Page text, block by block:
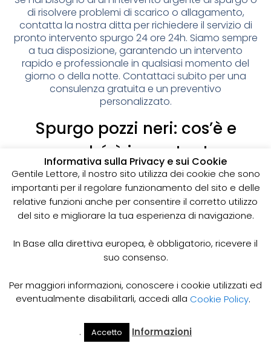
di risolvere problemi di scarico o allagamento,
contatta la nostra ditta per richiedere il servizio di
pronto intervento spurgo 24 ore 24h. Siamo sempre
a tua disposizione, garantendo un intervento
rapido e professionale in qualsiasi momento del
giorno o della notte. Contattaci subito per una
consulenza gratuita e un preventivo
personalizzato.
Spurgo pozzi neri: cos’è e
perché è importante
I pozzi neri sono delle strutture sotterranee utilizzate
per la raccolta delle acque reflue domestiche,
soprattutto in zone dove non è disponibile un
sistema di smaltimento delle acque fognarie. Lo
spurgo dei pozzi neri è un’operazione essenziale
e prevenire il rischio di allagamenti, cattivi odori e
infezioni.
Come funziona lo spurgo dei pozzi neri
Lo spurgo dei pozzi neri viene effettuato mediante
specifiche, in grado di aspirare e rimuovere le
acque reflue e i sedimenti accumulati all’interno del
Cerca Il Mio
Informativa sulla Privacy e sui Cookie
Gentile Lettore, il nostro sito utilizza dei cookie che sono
importanti per il regolare funzionamento del sito e delle
relative funzioni anche per consentire il corretto utilizzo
del sito e migliorare la tua esperienza di navigazione.
In Base alla direttiva europea, è obbligatorio, ricevere il
suo consenso.
Per maggiori informazioni, conoscere i cookie utilizzati ed
eventualmente disabilitarli, accedi alla Cookie Policy.
. Accetto Informazioni